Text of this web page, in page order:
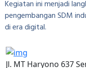
Kegiatan ini menjadi
pengembangan SDM
di era digital.
Jl. MT Haryono 637